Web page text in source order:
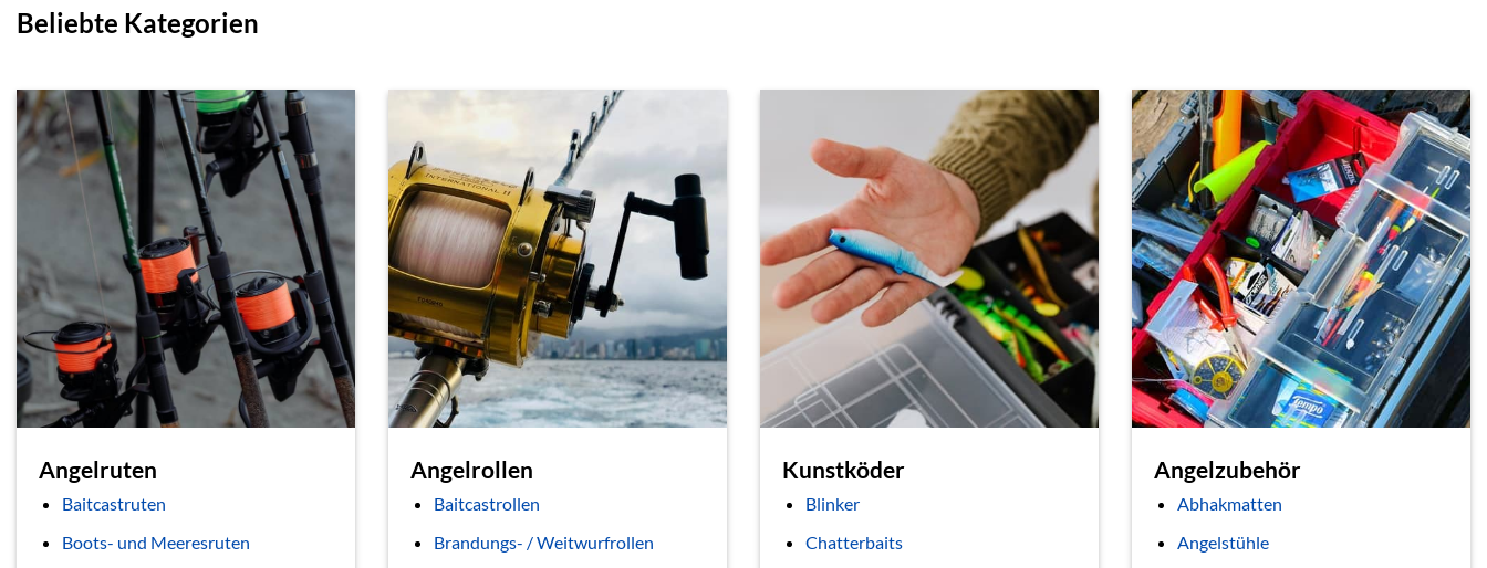
Beliebte Kategorien
Angelruten
Baitcastruten
Boots- und Meeresruten
Angelrollen
Baitcastrollen
Brandungs- / Weitwurfrollen
Kunstköder
Blinker
Chatterbaits
Angelzubehör
Abhakmatten
Angelstühle